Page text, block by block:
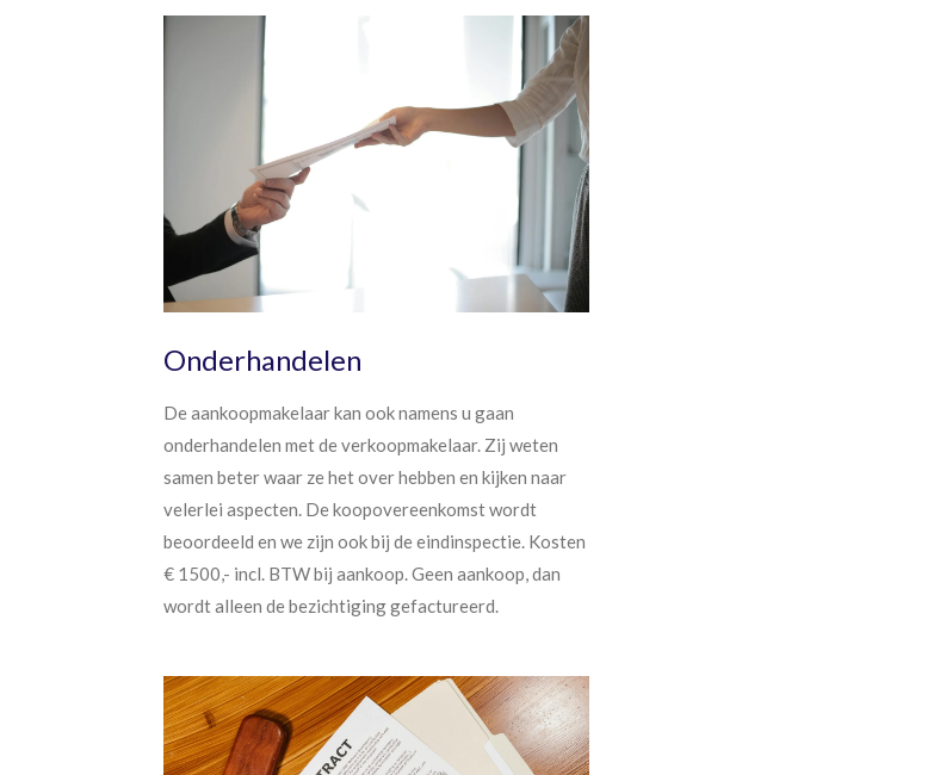
Onderhandelen
De aankoopmakelaar kan ook namens u gaan
onderhandelen met de verkoopmakelaar. Zij weten
samen beter waar ze het over hebben en kijken naar
velerlei aspecten. De koopovereenkomst wordt
beoordeeld en we zijn ook bij de eindinspectie. Kosten
€ 1500,- incl. BTW bij aankoop. Geen aankoop, dan
wordt alleen de bezichtiging gefactureerd.